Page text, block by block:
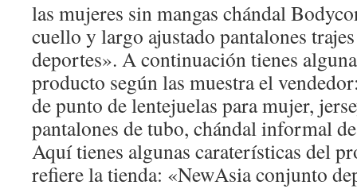
las mujeres sin mangas chándal
cuello y largo ajustado pantalones
deportes». A continuación tienes
producto según las muestra el
de punto de lentejuelas para mujer,
pantalones de tubo, chándal informal
Aquí tienes algunas caraterísticas del
refiere la tienda: «NewAsia conjunto